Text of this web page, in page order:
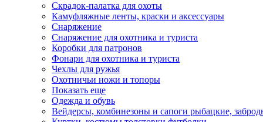
Скрадок-палатка для охоты
Камуфляжные ленты, краски и аксессуары
Снаряжение
Снаряжение для охотника и туриста
Коробки для патронов
Фонари для охотника и туриста
Чехлы для ружья
Охотничьи ножи и топоры
Показать еще
Одежда и обувь
Вейдерсы, комбинезоны и сапоги рыбацкие,